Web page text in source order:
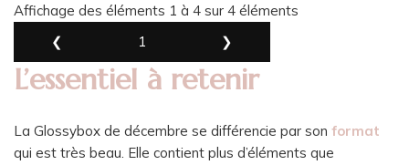
Affichage des éléments 1 à 4 sur 4 éléments
❮
1 ❯
L’essentiel à retenir
La Glossybox de décembre se différencie par son format
qui est très beau. Elle contient plus d’éléments que